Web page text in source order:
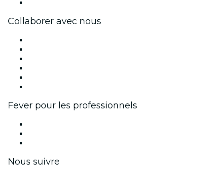
Collaborer avec nous
Fever pour les professionnels
Nous suivre